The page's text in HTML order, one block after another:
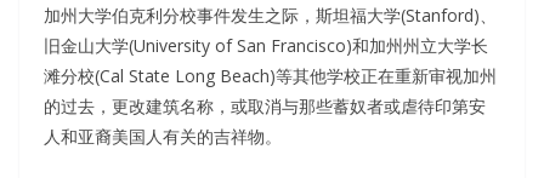
加州大学伯克利分校事件发生之际，斯坦福大学(Stanford)、
旧金山大学(University of San Francisco)和加州州立大学长
滩分校(Cal State Long Beach)等其他学校正在重新审视加州
的过去，更改建筑名称，或取消与那些蓄奴者或虐待印第安
人和亚裔美国人有关的吉祥物。